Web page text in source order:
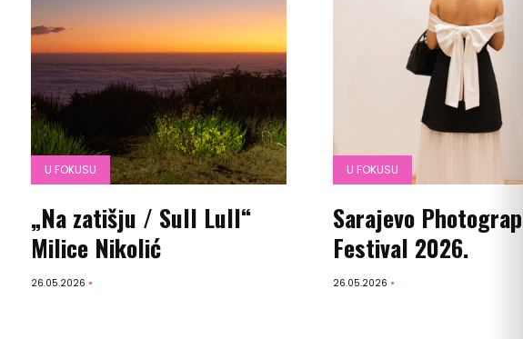
U FOKUSU
„Na zatišju / Sull Lull“
Milice Nikolić
26.05.2026
U FOKUSU
Sarajevo
Festival 2026.
26.05.2026